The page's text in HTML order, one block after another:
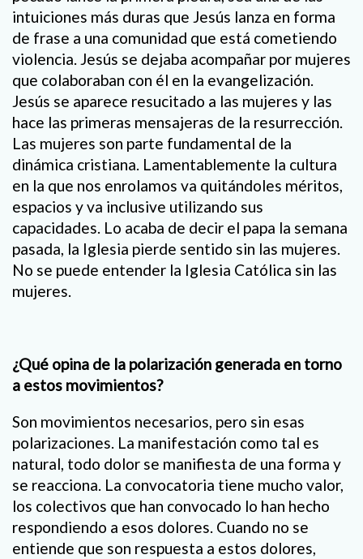
intuiciones más duras que Jesús lanza en forma
de frase a una comunidad que está cometiendo
violencia. Jesús se dejaba acompañar por mujeres
que colaboraban con él en la evangelización.
Jesús se aparece resucitado a las mujeres y las
hace las primeras mensajeras de la resurrección.
Las mujeres son parte fundamental de la
dinámica cristiana. Lamentablemente la cultura
en la que nos enrolamos va quitándoles méritos,
espacios y va inclusive utilizando sus
capacidades. Lo acaba de decir el papa la semana
pasada, la Iglesia pierde sentido sin las mujeres.
No se puede entender la Iglesia Católica sin las
mujeres.
¿Qué opina de la polarización generada en torno
a estos movimientos?
Son movimientos necesarios, pero sin esas
polarizaciones. La manifestación como tal es
natural, todo dolor se manifiesta de una forma y
se reacciona. La convocatoria tiene mucho valor,
los colectivos que han convocado lo han hecho
respondiendo a esos dolores. Cuando no se
entiende que son respuesta a estos dolores,